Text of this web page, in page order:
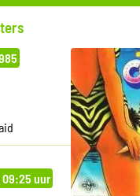
uur